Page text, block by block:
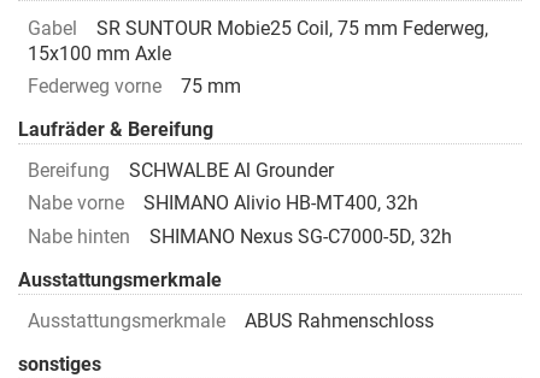
Gabel
SR SUNTOUR Mobie25 Coil, 75 mm Federweg,
15x100 mm Axle
Federweg vorne
75 mm
Laufräder & Bereifung
Bereifung
SCHWALBE Al Grounder
Nabe vorne
SHIMANO Alivio HB-MT400, 32h
Nabe hinten
SHIMANO Nexus SG-C7000-5D, 32h
Ausstattungsmerkmale
Ausstattungsmerkmale
ABUS Rahmenschloss
sonstiges